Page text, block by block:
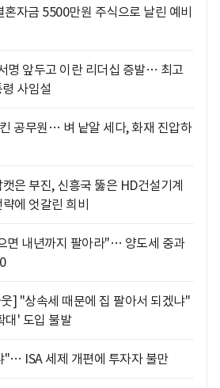
자금 5500만원 주식으로 날린 예비
명 앞두고 이란 리더십 증발… 최고
사임설
공무원… 벼 낱알 세다, 화재 진압하
은 부진, 신흥국 뚫은 HD건설기계
에 엇갈린 희비
면 내년까지 팔아라"… 양도세 중과
] "상속세 때문에 집 팔아서 되겠냐"
대' 도입 불발
"… ISA 세제 개편에 투자자 불만